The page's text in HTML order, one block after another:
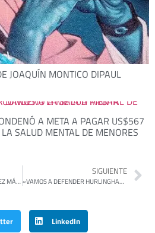
JOAQUÍN MONTICO DIPAUL
A META A PAGAR US$567
SALUD MENTAL DE MENORES
TENDENCIA EN ALZA: CADA VEZ MÁS FAMILIAS DEJAN DE PAGAR SUS DEUDAS
SIGUIENTE
«VAMOS A DEFENDER HURLINGHAM»: SELCI PRESENTÓ A FLOR LAMPREABE COMO LA CANDIDATA DE FUERZA PATRIA EN LA CIUDAD
LinkedIn